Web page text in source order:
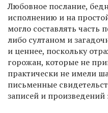
Любовное послание,
исполнению и на
могло составлять
либо султаном и
и ценнее, поскольку
горожан, которые не
практически не имели
письменные
записей и